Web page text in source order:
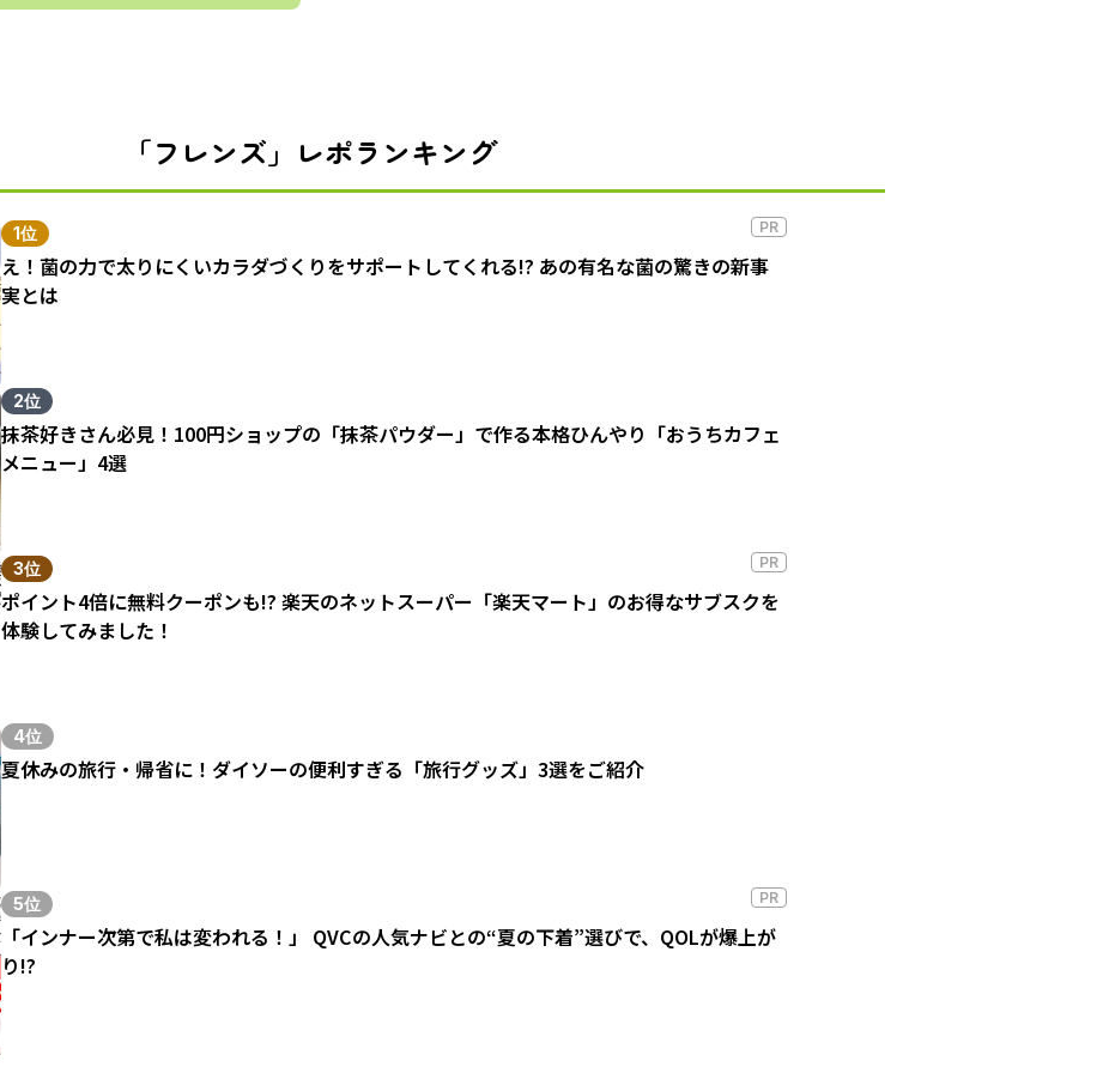
「フレンズ」レポランキング
1位 PR
え！菌の力で太りにくいカラダづくりをサポートしてくれる!? あの有名な菌の驚きの新事
実とは
2位
抹茶好きさん必見！100円ショップの「抹茶パウダー」で作る本格ひんやり「おうちカフェ
メニュー」4選
3位 PR
ポイント4倍に無料クーポンも!? 楽天のネットスーパー「楽天マート」のお得なサブスクを
体験してみました！
4位
夏休みの旅行・帰省に！ダイソーの便利すぎる「旅行グッズ」3選をご紹介
5位 PR
「インナー次第で私は変われる！」 QVCの人気ナビとの“夏の下着”選びで、QOLが爆上が
り!?